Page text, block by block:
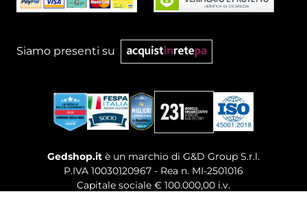
Siamo presenti su
Gedshop.it è un marchio di G&D Group S.r.l.
P.IVA 10030120967 - Rea n. MI-2501016
Capitale sociale € 100.000,00 i.v.